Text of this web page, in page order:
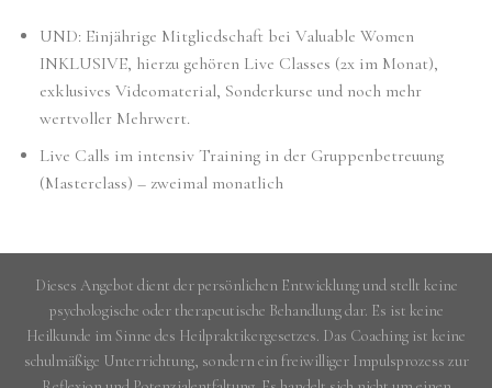
UND: Einjährige Mitgliedschaft bei Valuable Women
INKLUSIVE, hierzu gehören Live Classes (2x im Monat),
exklusives Videomaterial, Sonderkurse und noch mehr
wertvoller Mehrwert.
Live Calls im intensiv Training in der Gruppenbetreuung
(Masterclass) – zweimal monatlich
Dieses Angebot dient der persönlichen Entwicklung und stellt keine
psychologische oder therapeutische Behandlung dar. Es ist keine
Heilkunde im Sinne des Heilpraktikergesetzes. Das Coaching ist keine
schulmäßige Unterrichtung, sondern ein freiwilliger Impulsprozess zur